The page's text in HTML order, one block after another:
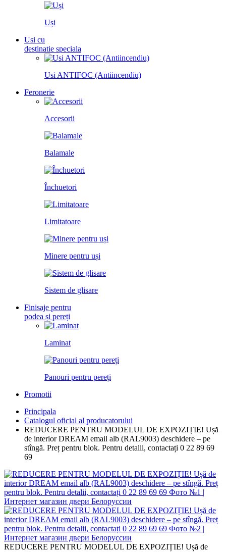
Uși
Usi cu
destinatie speciala
Usi ANTIFOC (Antiincendiu)
Feronerie
Accesorii
Balamale
Închuetori
Limitatoare
Minere pentru uși
Sistem de glisare
Finisaje pentru
podea și pereți
Laminat
Panouri pentru pereți
Promotii
Principala
Catalogul oficial al producatorului
REDUCERE PENTRU MODELUL DE EXPOZIȚIE! Ușă
de interior DREAM email alb (RAL9003) deschidere – pe
stîngă. Preț pentru blok. Pentru detalii, contactați 0 22 89 69
69
REDUCERE PENTRU MODELUL DE EXPOZIȚIE! Ușă de